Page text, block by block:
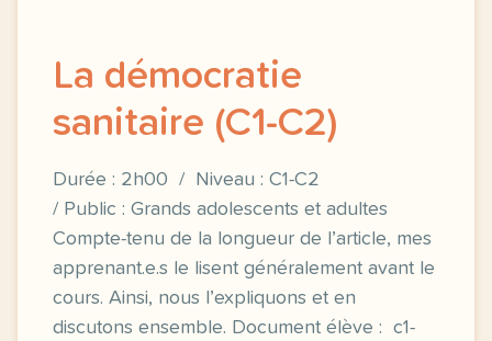
La démocratie
sanitaire (C1-C2)
Durée : 2h00 / Niveau : C1-C2
/ Public : Grands adolescents et adultes
Compte-tenu de la longueur de l’article, mes
apprenant.e.s le lisent généralement avant le
cours. Ainsi, nous l’expliquons et en
discutons ensemble. Document élève : c1-